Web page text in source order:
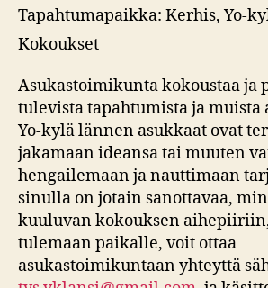
Tapahtumapaikka: Kerhis, Yo-
Kokoukset
Asukastoimikunta kokoustaa ja
tulevista tapahtumista ja muista
Yo-kylä lännen asukkaat ovat
jakamaan ideansa tai muuten
hengailemaan ja nauttimaan
sinulla on jotain sanottavaa,
kuuluvan kokouksen
tulemaan paikalle, voit ottaa
asukastoimikuntaan yhteyttä